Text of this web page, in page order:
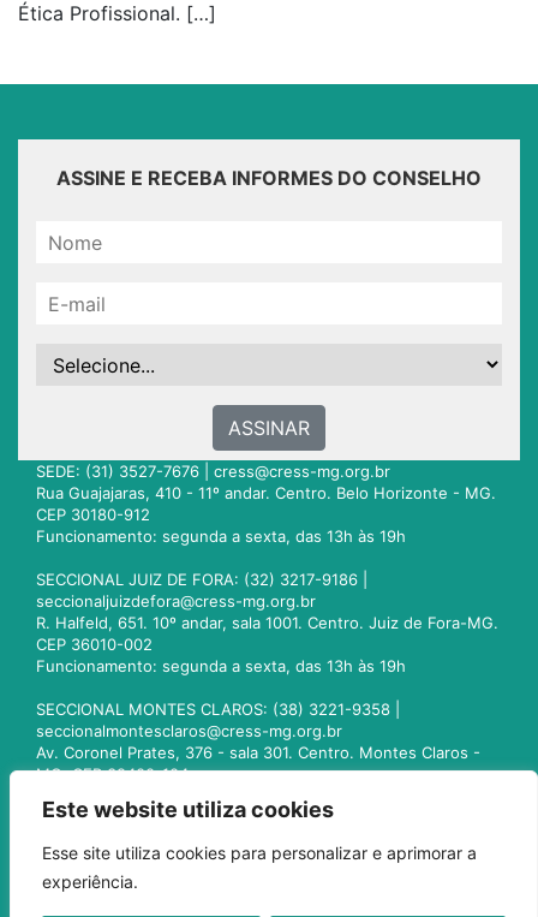
Este website utiliza cookies
Esse site utiliza cookies para personalizar e aprimorar a
experiência.
Ética Profissional. […]
ASSINE E RECEBA INFORMES DO CONSELHO
ASSINAR
SEDE: (31) 3527-7676 | cress@cress-mg.org.br
Rua Guajajaras, 410 - 11º andar. Centro. Belo Horizonte - MG.
CEP 30180-912
Funcionamento: segunda a sexta, das 13h às 19h
SECCIONAL JUIZ DE FORA: (32) 3217-9186 |
seccionaljuizdefora@cress-mg.org.br
R. Halfeld, 651. 10º andar, sala 1001. Centro. Juiz de Fora-MG.
CEP 36010-002
Funcionamento: segunda a sexta, das 13h às 19h
SECCIONAL MONTES CLAROS: (38) 3221-9358 |
seccionalmontesclaros@cress-mg.org.br
Av. Coronel Prates, 376 - sala 301. Centro. Montes Claros -
MG. CEP 39400-104
seccionaluberlandia@cress-mg.org.br
Av. Afonso Pena, 547 - sala 101. Uberlândia - MG. CEP